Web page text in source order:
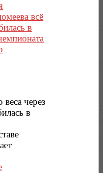
всё
в
веса через
в